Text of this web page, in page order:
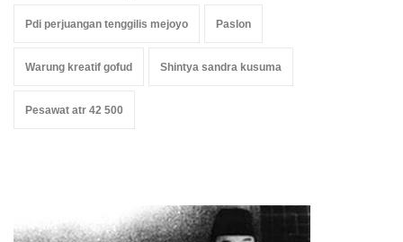
Pdi perjuangan tenggilis mejoyo Paslon
Warung kreatif gofud Shintya sandra kusuma
Pesawat atr 42 500